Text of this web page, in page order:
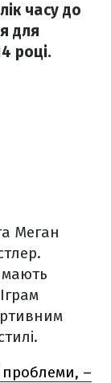
часу до
для
році.
Меган
мають
проблеми, –